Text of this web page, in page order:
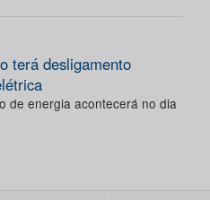
terá desligamento
de energia acontecerá no dia